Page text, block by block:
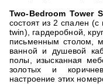
Two-Bedroom Tower
состоят из 2 спален
twin), гардеробной,
письменным столом,
ванной и душевой
полы, изысканная
золотых и
настроение этих